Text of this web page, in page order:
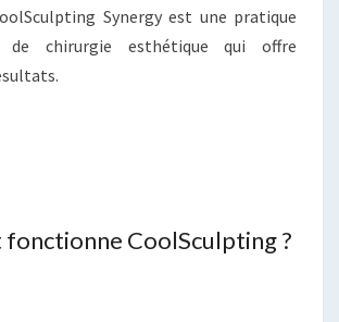
Synergy est une pratique
de chirurgie esthétique qui offre
CoolSculpting ?